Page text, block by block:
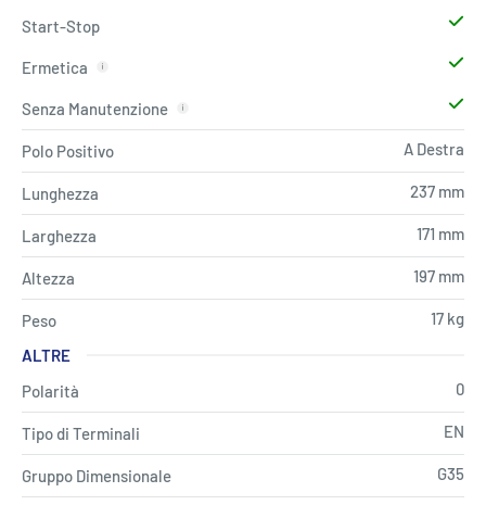
Start-Stop
Ermetica
Senza Manutenzione
Polo Positivo A Destra
Lunghezza 237 mm
Larghezza 171 mm
Altezza 197 mm
Peso
17 kg
ALTRE
Polarità
0
Tipo di Terminali EN
Gruppo Dimensionale G35